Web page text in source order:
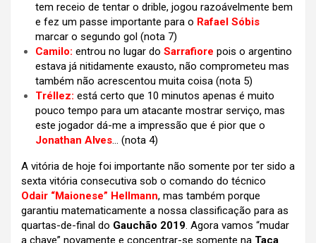
tem receio de tentar o drible, jogou razoávelmente bem
e fez um passe importante para o Rafael Sóbis
marcar o segundo gol (nota 7)
Camilo: entrou no lugar do Sarrafiore pois o argentino
estava já nitidamente exausto, não comprometeu mas
também não acrescentou muita coisa (nota 5)
Tréllez: está certo que 10 minutos apenas é muito
pouco tempo para um atacante mostrar serviço, mas
este jogador dá-me a impressão que é pior que o
Jonathan Alves… (nota 4)
A vitória de hoje foi importante não somente por ter sido a
sexta vitória consecutiva sob o comando do técnico
Odair “Maionese” Hellmann, mas também porque
garantiu matematicamente a nossa classificação para as
quartas-de-final do Gauchão 2019. Agora vamos “mudar
a chave” novamente e concentrar-se somente na Taça